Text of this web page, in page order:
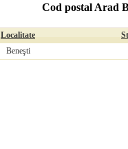
Cod postal Arad
Localitate
Beneşti